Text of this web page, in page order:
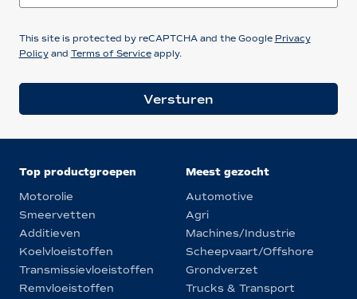
This site is protected by reCAPTCHA and the Google Privacy
Policyand Terms of Serviceapply.
Versturen
Top productgroepen
Motorolie
Smeervetten
Additieven
Koelvloeistoffen
Transmissievloeistoffen
Remvloeistoffen
Meest gezocht
Automotive
Agri
Machines/Industrie
Scheepvaart/Offshore
Grondverzet
Trucks & Transport